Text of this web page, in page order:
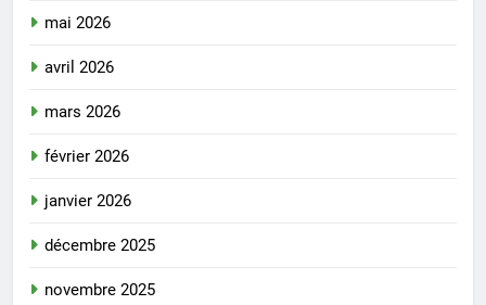
mai 2026
avril 2026
mars 2026
février 2026
janvier 2026
décembre 2025
novembre 2025